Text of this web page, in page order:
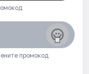
промокод